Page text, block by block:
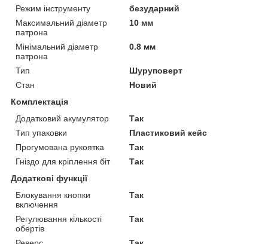
Режим інструменту
безударний
Максимальний діаметр
патрона
10 мм
Мінімальний діаметр
патрона
0.8 мм
Тип
Шуруповерт
Стан
Новий
Комплектація
Додатковий акумулятор
Так
Тип упаковки
Пластиковий кейс
Прогумована рукоятка
Так
Гніздо для кріплення біт
Так
Додаткові функції
Блокування кнопки
включення
Так
Регулювання кількості
обертів
Так